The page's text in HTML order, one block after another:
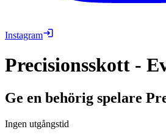
Instagram
Precisionsskott -
Ge en behörig spelare
Ingen utgångstid